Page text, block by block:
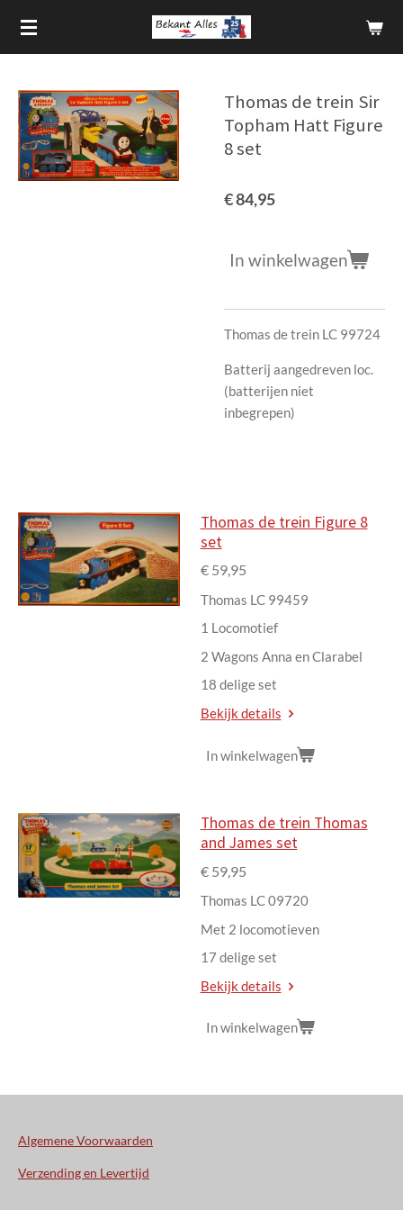
Ga
direct
hoofdinhoud
Thomas de trein Sir
Topham Hatt Figure
8 set
€ 84,95
In winkelwagen
Thomas de trein LC 99724
Batterij aangedreven loc.
(batterijen niet
inbegrepen)
Thomas de trein Figure 8
set
€ 59,95
Thomas LC 99459
1 Locomotief
2 Wagons Anna en Clarabel
18 delige set
Bekijk details
In winkelwagen
Thomas de trein Thomas
and James set
€ 59,95
Thomas LC 09720
Met 2 locomotieven
17 delige set
Bekijk details
In winkelwagen
Algemene Voorwaarden
Verzending en Levertijd